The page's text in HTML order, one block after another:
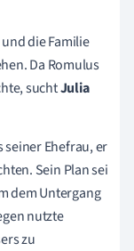
die Familie
Da Romulus
suchtJulia
Ehefrau, er
Sein Plan sei
dem Untergang
nutzte
zu